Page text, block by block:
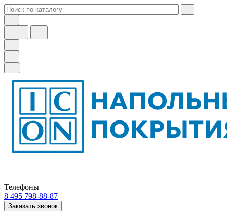
Телефоны
8 495 798-88-87
Заказать звонок